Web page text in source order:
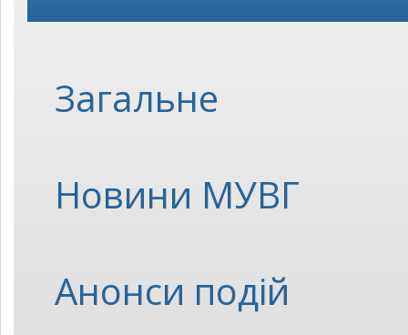
Загальне
Новини МУВГ
Анонси подій